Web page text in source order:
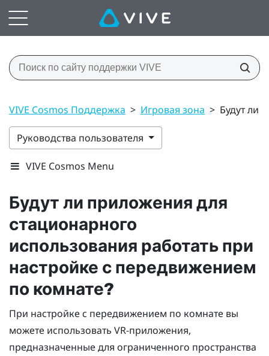
VIVE Cosmos Поддержка > Игровая зона > Будут ли
Руководства пользователя
VIVE Cosmos Menu
Будут ли приложения для
стационарного
использования работать при
настройке с передвижением
по комнате?
При настройке с передвижением по комнате вы
можете использовать VR-приложения,
предназначенные для ограниченного пространства